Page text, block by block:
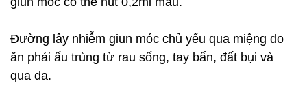
Ðường lây nhiễm giun móc chủ yếu qua miệng do
ăn phải ấu trùng từ rau sống, tay bẩn, đất bụi và
qua da.